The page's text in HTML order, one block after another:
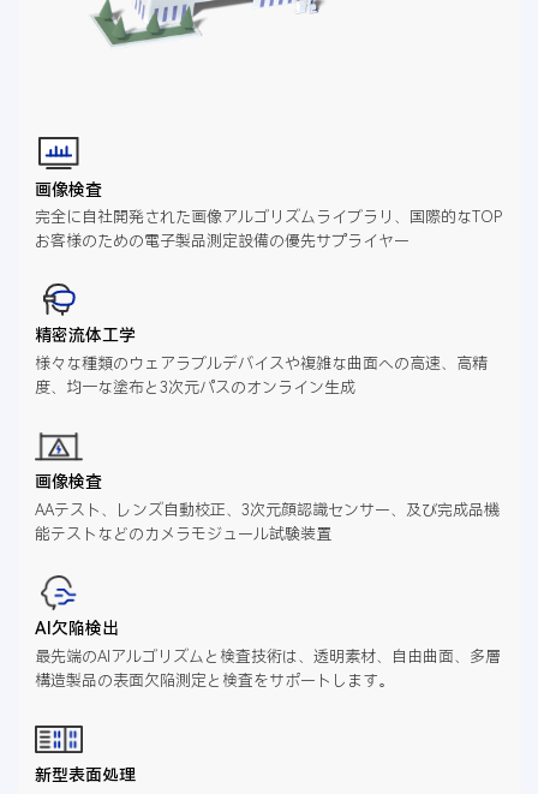
画像検査
完全に自社開発された画像アルゴリズムライブラリ、国際的なTOP
お客様のための電子製品測定設備の優先サプライヤー
精密流体工学
様々な種類のウェアラブルデバイスや複雑な曲面への高速、高精
度、均一な塗布と3次元パスのオンライン生成
画像検査
AAテスト、レンズ自動校正、3次元顔認識センサー、及び完成品機
能テストなどのカメラモジュール試験装置
AI欠陥検出
最先端のAIアルゴリズムと検査技術は、透明素材、自由曲面、多層
構造製品の表面欠陥測定と検査をサポートします。
新型表面処理